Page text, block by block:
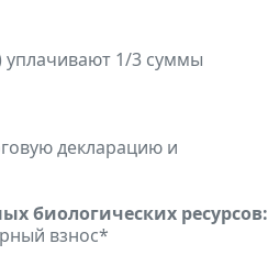
уплачивают 1/3 суммы
декларацию и
биологических ресурсов:
взнос*